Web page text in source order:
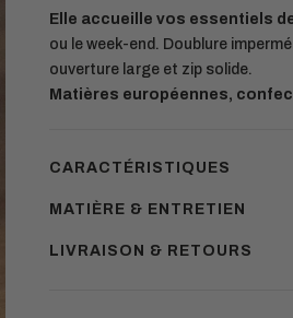
Elle accueille vos essentiels
ou le week-end. Doublure
ouverture large et zip solide.
Matières européennes,
CARACTÉRISTIQUES
MATIÈRE & ENTRETIEN
LIVRAISON & RETOURS